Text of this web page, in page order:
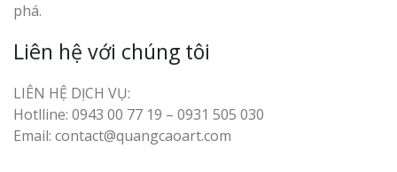
phá.
Liên hệ với chúng tôi
LIÊN HỆ DỊCH VỤ:
Hotlline: 0943 00 77 19 – 0931 505 030
Email: contact@quangcaoart.com